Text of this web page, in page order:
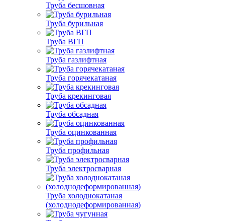
Труба бесшовная
Труба бурильная
Труба ВГП
Труба газлифтная
Труба горячекатаная
Труба крекинговая
Труба обсадная
Труба оцинкованная
Труба профильная
Труба электросварная
Труба холоднокатаная
(холоднодеформированная)